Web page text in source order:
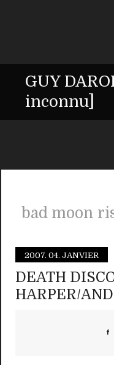
GUY
inconnu]
bad moon
2007. 04. JANVIER
DEATH
HARPER/